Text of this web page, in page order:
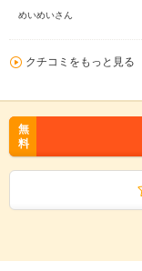
めいめいさん
クチコミをもっと見る
無
料